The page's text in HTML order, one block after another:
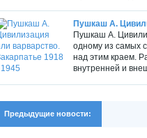
Пушкаш А.
Пушкаш А.
одному из самых
над этим краем.
внутренней и
Предыдущие новости: